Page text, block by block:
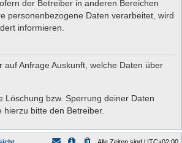
der Betreiber in anderen Bereichen
personenbezogene Daten verarbeitet, wird
informieren.
auf Anfrage Auskunft, welche Daten über
Löschung bzw. Sperrung deiner Daten
hierzu bitte den Betreiber.